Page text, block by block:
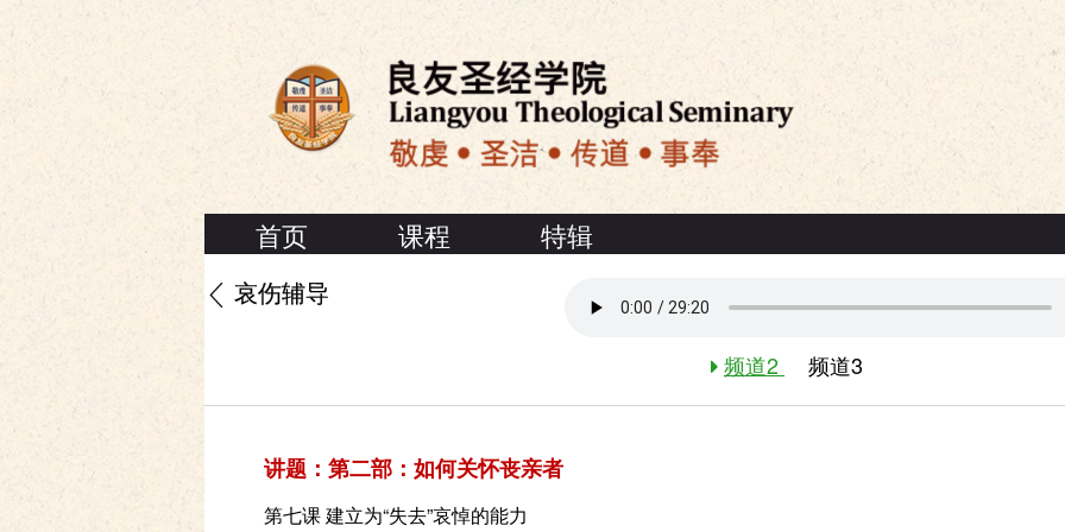
首页 课程 特辑
哀伤辅导
频道2 频道3
讲题：第二部：如何关怀丧亲者
第七课 建立为“失去”哀悼的能力